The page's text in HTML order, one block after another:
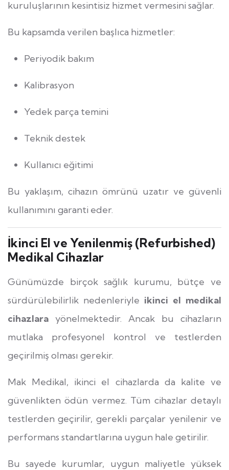
kuruluşlarının kesintisiz hizmet vermesini sağlar.
Bu kapsamda verilen başlıca hizmetler:
Periyodik bakım
Kalibrasyon
Yedek parça temini
Teknik destek
Kullanıcı eğitimi
Bu yaklaşım, cihazın ömrünü uzatır ve güvenli
kullanımını garanti eder.
İkinci El ve Yenilenmiş (Refurbished)
Medikal Cihazlar
Günümüzde birçok sağlık kurumu, bütçe ve
sürdürülebilirlik nedenleriyle ikinci el medikal
cihazlara yönelmektedir. Ancak bu cihazların
mutlaka profesyonel kontrol ve testlerden
geçirilmiş olması gerekir.
Mak Medikal, ikinci el cihazlarda da kalite ve
güvenlikten ödün vermez. Tüm cihazlar detaylı
testlerden geçirilir, gerekli parçalar yenilenir ve
performans standartlarına uygun hale getirilir.
Bu sayede kurumlar, uygun maliyetle yüksek